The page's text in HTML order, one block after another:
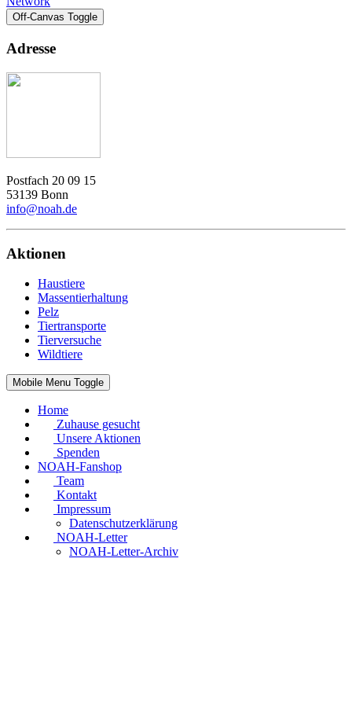
Off-Canvas Toggle
Adresse
Postfach 20 09 15
53139 Bonn
info@noah.de
Aktionen
Haustiere
Massentierhaltung
Pelz
Tiertransporte
Tierversuche
Wildtiere
Mobile Menu Toggle
Home
Zuhause gesucht
Unsere Aktionen
Spenden
NOAH-Fanshop
Team
Kontakt
Impressum
Datenschutzerklärung
NOAH-Letter
NOAH-Letter-Archiv